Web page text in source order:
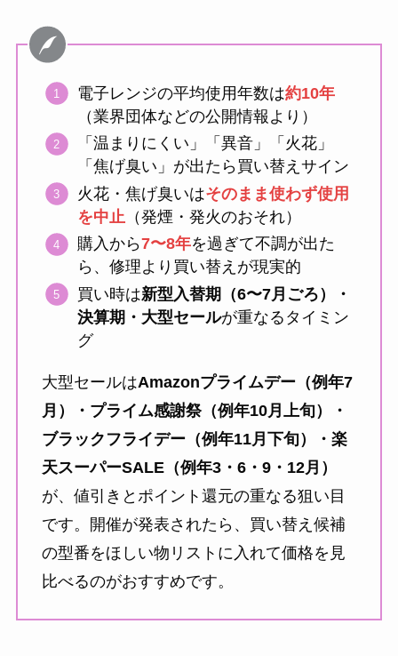
電子レンジの平均使用年数は約10年
（業界団体などの公開情報より）
「温まりにくい」「異音」「火花」
「焦げ臭い」が出たら買い替えサイン
火花・焦げ臭いはそのまま使わず使用
を中止 （発煙・発火のおそれ）
購入から7〜8年を過ぎて不調が出た
ら、修理より買い替えが現実的
買い時は新型入替期（6〜7月ごろ）・
決算期・大型セールが重なるタイミン
グ
大型セールはAmazonプライムデー（例年7
月）・プライム感謝祭（例年10月上旬）・
ブラックフライデー（例年11月下旬）・楽
天スーパーSALE（例年3・6・9・12月）
が、値引きとポイント還元の重なる狙い目
です。開催が発表されたら、買い替え候補
の型番をほしい物リストに入れて価格を見
比べるのがおすすめです。